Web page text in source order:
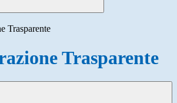
Trasparente
Trasparente